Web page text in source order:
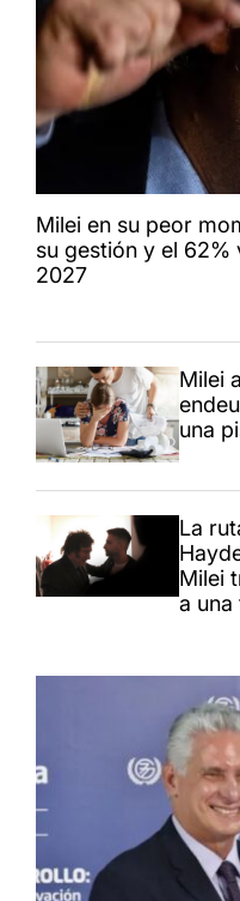
Milei en su peor
su gestión y el
2027
Milei
una
La
Milei
a una